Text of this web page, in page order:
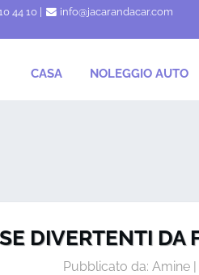
44 10 info@jacarandacar.com
CASA NOLEGGIO AUTO
DIVERTENTI DA
Pubblicato da: Amine